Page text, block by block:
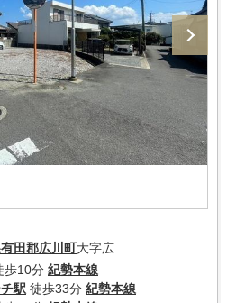
有田郡広川町大字広
歩10分 紀勢本線
駅 徒歩33分 紀勢本線